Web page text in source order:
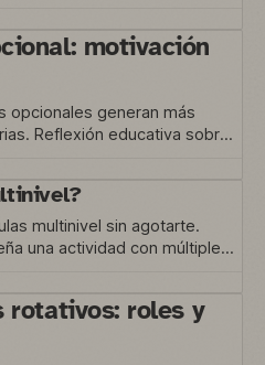
motivación
opcionales generan más
Reflexión educativa sobre
multinivel sin agotarte.
una actividad con múltiples
rotativos: roles y